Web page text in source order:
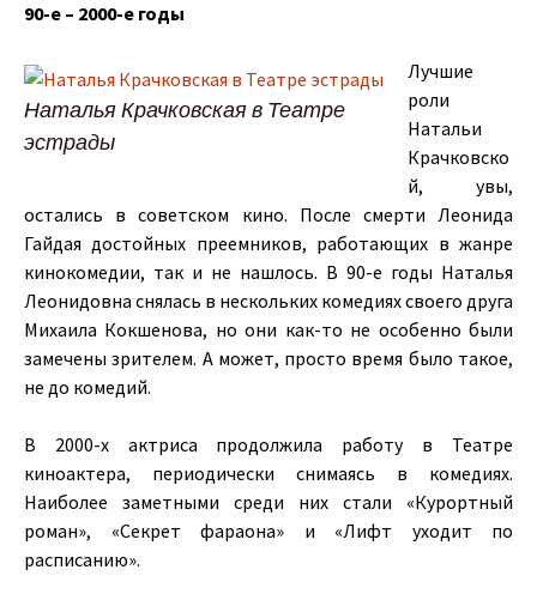
90-е – 2000-е годы
Наталья Крачковская в Театре
эстрады
Лучшие
роли
Натальи
Крачковско
й, увы,
остались в советском кино. После смерти Леонида
Гайдая достойных преемников, работающих в жанре
кинокомедии, так и не нашлось. В 90-е годы Наталья
Леонидовна снялась в нескольких комедиях своего друга
Михаила Кокшенова, но они как-то не особенно были
замечены зрителем. А может, просто время было такое,
не до комедий.
В 2000-х актриса продолжила работу в Театре
киноактера, периодически снимаясь в комедиях.
Наиболее заметными среди них стали «Курортный
роман», «Секрет фараона» и «Лифт уходит по
расписанию».